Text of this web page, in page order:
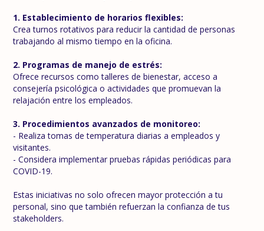
1. Establecimiento de horarios flexibles:
Crea turnos rotativos para reducir la cantidad de personas
trabajando al mismo tiempo en la oficina.
2. Programas de manejo de estrés:
Ofrece recursos como talleres de bienestar, acceso a
consejería psicológica o actividades que promuevan la
relajación entre los empleados.
3. Procedimientos avanzados de monitoreo:
- Realiza tomas de temperatura diarias a empleados y
visitantes.
- Considera implementar pruebas rápidas periódicas para
COVID-19.
Estas iniciativas no solo ofrecen mayor protección a tu
personal, sino que también refuerzan la confianza de tus
stakeholders.